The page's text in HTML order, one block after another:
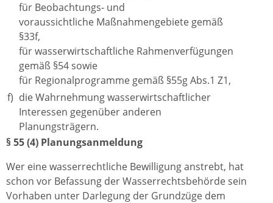
für Beobachtungs- und
voraussichtliche Maßnahmengebiete gemäß
§33f,
für wasserwirtschaftliche Rahmenverfügungen
gemäß §54 sowie
für Regionalprogramme gemäß §55g Abs.1 Z1,
f) die Wahrnehmung wasserwirtschaftlicher
Interessen gegenüber anderen
Planungsträgern.
§ 55 (4) Planungsanmeldung
Wer eine wasserrechtliche Bewilligung anstrebt, hat
schon vor Befassung der Wasserrechtsbehörde sein
Vorhaben unter Darlegung der Grundzüge dem